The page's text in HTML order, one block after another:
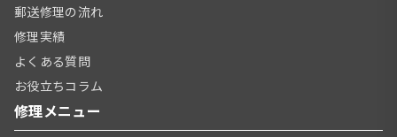
郵送修理の流れ
修理実績
よくある質問
お役立ちコラム
修理メニュー